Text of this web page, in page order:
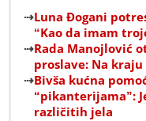
Luna Đogani
“Kao da imam
Rada Manojlović
proslave: Na
Bivša kućna
“pikanterijama”:
različitih jela